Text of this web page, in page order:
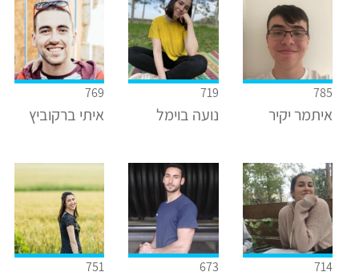
785
איתמר יקיר
719
נועה בוימל
769
איתי ברקוביץ
714
673
751